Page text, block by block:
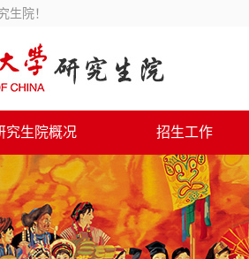
生院！
究生院概况 招生工作